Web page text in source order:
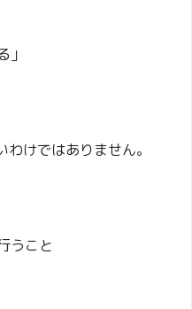
」
けではありません。
うこと